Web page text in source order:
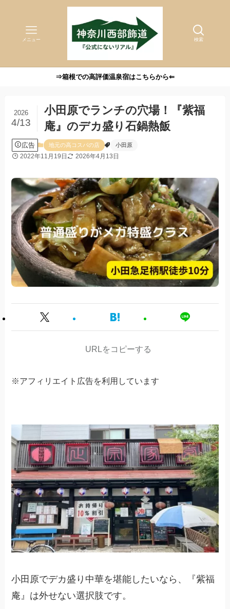
検索
メニュー
⇒箱根での高評価温泉宿はこちらから⇐
小田原でランチの穴場！『紫福
庵』のデカ盛り石鍋熱飯
2026
4/13
広告 地元の高コスパの店 小田原
2022年11月19日 2026年4月13日
URLをコピーする
※アフィリエイト広告を利用しています
小田原でデカ盛り中華を堪能したいなら、『紫福
庵』は外せない選択肢です。